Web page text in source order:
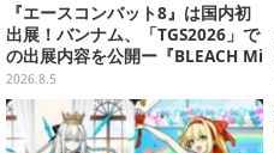
『エースコンバット8』は国内初
出展！バンナム、「TGS2026」で
の出展内容を公開ー『BLEACH Mi
rrors High』や『ONE PIECE 海
のごちそうレストラン』も遊べる
2026.8.5